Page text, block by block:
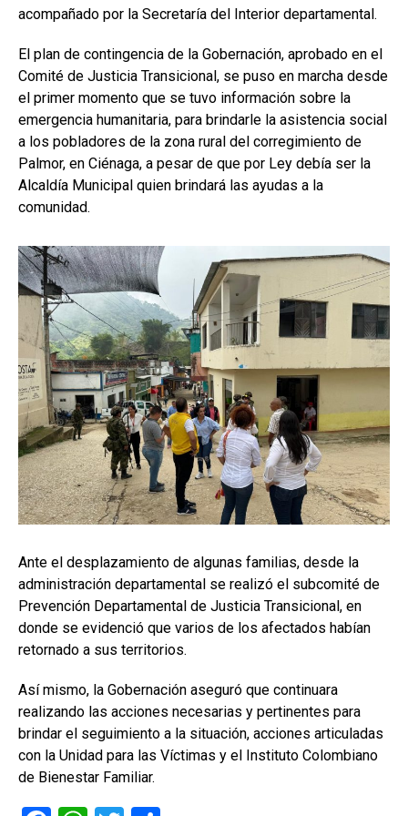
acompañado por la Secretaría del Interior departamental.
El plan de contingencia de la Gobernación, aprobado en el
Comité de Justicia Transicional, se puso en marcha desde
el primer momento que se tuvo información sobre la
emergencia humanitaria, para brindarle la asistencia social
a los pobladores de la zona rural del corregimiento de
Palmor, en Ciénaga, a pesar de que por Ley debía ser la
Alcaldía Municipal quien brindará las ayudas a la
comunidad.
Ante el desplazamiento de algunas familias, desde la
administración departamental se realizó el subcomité de
Prevención Departamental de Justicia Transicional, en
donde se evidenció que varios de los afectados habían
retornado a sus territorios.
Así mismo, la Gobernación aseguró que continuara
realizando las acciones necesarias y pertinentes para
brindar el seguimiento a la situación, acciones articuladas
con la Unidad para las Víctimas y el Instituto Colombiano
de Bienestar Familiar.